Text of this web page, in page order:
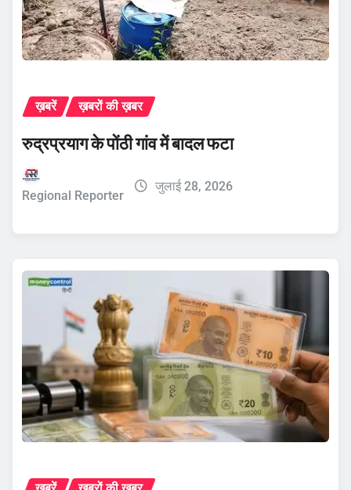
ख़बरें ख़बरों की ख़बर
रुद्रप्रयाग के पोंठी गांव में बादल फटा
Regional Reporter
जुलाई 28, 2026